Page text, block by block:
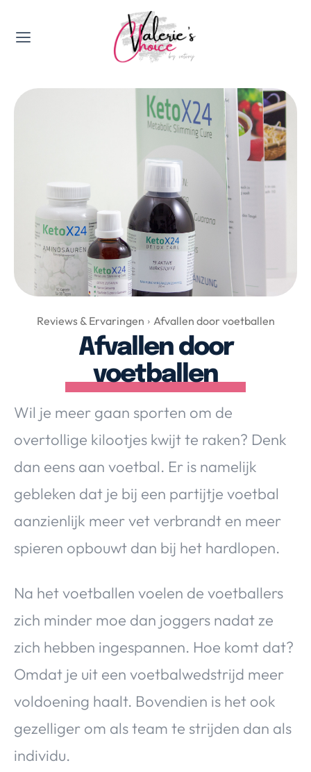
Valerie's Topics
Travel & Culture
Food & Drinks
Happyness & Opmerkelijk
Lifestyle, Sport & Duurzaamheid
Top 5 van Valerie
Health & Beauty
Huis & Tuin
Nieuws & Media
Over Valerie
Over Valerie
De Top 5
VALERIE'S CHOICE
Food & Drinks Health & Beauty Gadgets
Huis & Tuin
Travel
Lifestyle
Reviews & Ervaringen Afvallen door voetballen
Afvallen door
voetballen
Wil je meer gaan sporten om de
overtollige kilootjes kwijt te raken? Denk
dan eens aan voetbal. Er is namelijk
gebleken dat je bij een partijtje voetbal
aanzienlijk meer vet verbrandt en meer
spieren opbouwt dan bij het hardlopen.
Na het voetballen voelen de voetballers
zich minder moe dan joggers nadat ze
zich hebben ingespannen. Hoe komt dat?
Omdat je uit een voetbalwedstrijd meer
voldoening haalt. Bovendien is het ook
gezelliger om als team te strijden dan als
individu.